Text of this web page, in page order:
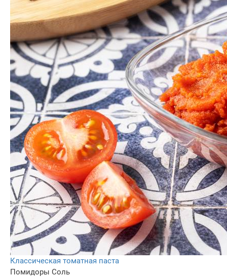
Классическая томатная паста
Помидоры Соль